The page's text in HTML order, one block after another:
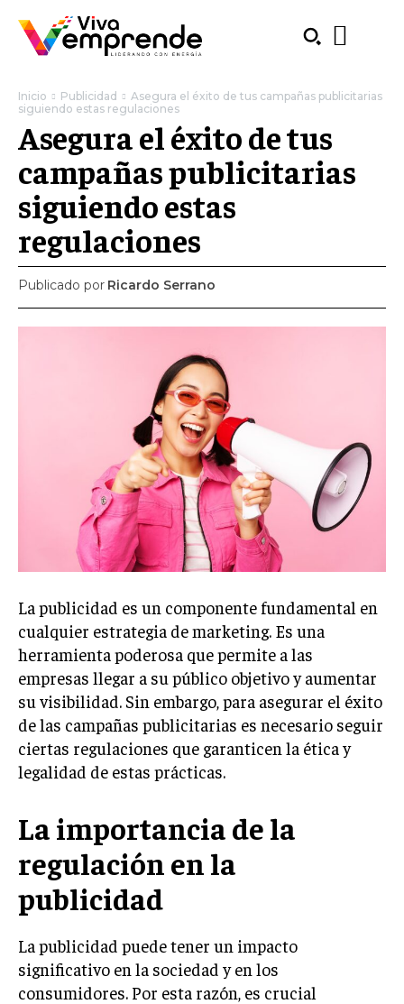
Welcome to Liberty Case
We have a curated list of the most noteworthy news from all
across the globe. With any subscription plan, you get access
exclusive articlesthat let you stay ahead of the curve.
Your Profile
LIFESTYLE PUBLIC OPINION
LIFESTYLE
MARKETING
VENTA DE ENLACES
Inicio Publicidad
Asegura el éxito de tus campañas publicitarias
siguiendo estas regulaciones
Asegura el éxito de tus
campañas publicitarias
siguiendo estas
regulaciones
Publicado por Ricardo Serrano
La publicidad es un componente fundamental en
cualquier estrategia de marketing. Es una
herramienta poderosa que permite a las
empresas llegar a su público objetivo y aumentar
su visibilidad. Sin embargo, para asegurar el éxito
de las campañas publicitarias es necesario seguir
ciertas regulaciones que garanticen la ética y
legalidad de estas prácticas.
La importancia de la
regulación en la
publicidad
La publicidad puede tener un impacto
significativo en la sociedad y en los
consumidores. Por esta razón, es crucial